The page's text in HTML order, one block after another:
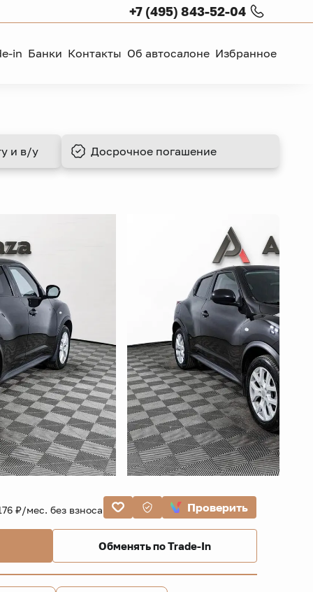
+7 (495) 843-52-04
in Банки Контакты Об автосалоне Избранное
и в/у Досрочное погашение
₽/мес. без взноса Проверить
Обменять по Trade-In